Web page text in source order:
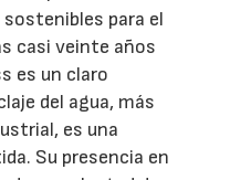
para el
casi veinte años
es un claro
del agua, más
es una
Su presencia en